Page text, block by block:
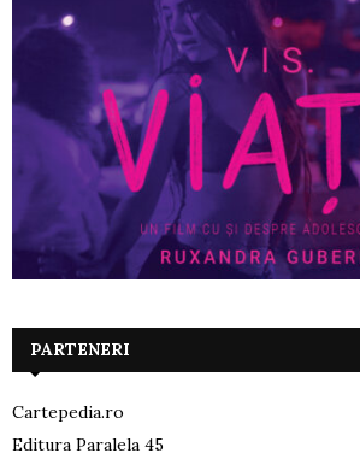
PARTENERI
Cartepedia.ro
Editura Paralela 45